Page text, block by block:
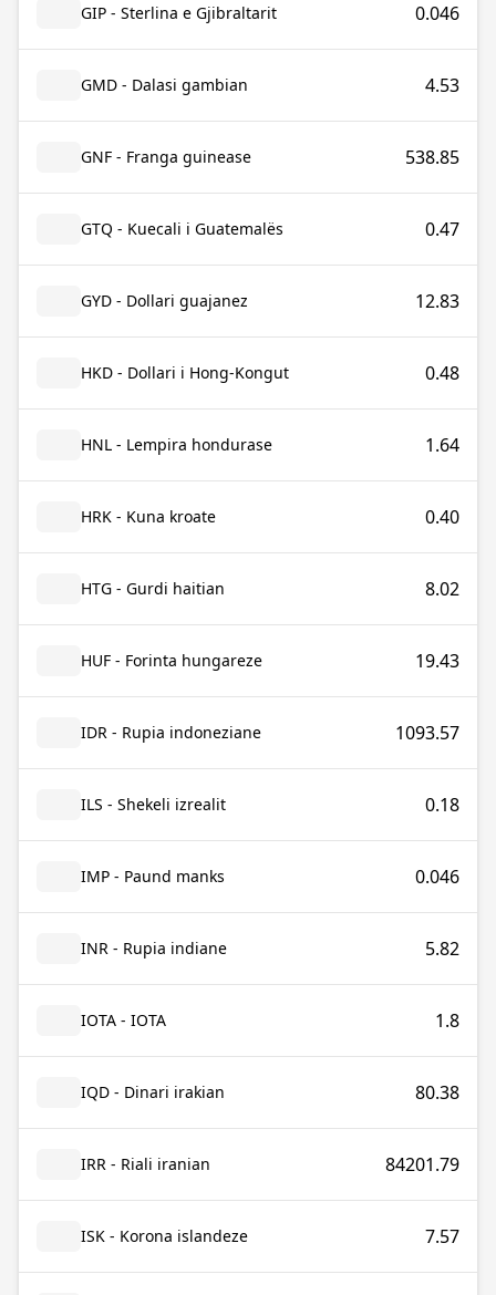
GIP - Sterlina e Gjibraltarit 0.046
GMD - Dalasi gambian 4.53
GNF - Franga guinease 538.85
GTQ - Kuecali i Guatemalës 0.47
GYD - Dollari guajanez 12.83
HKD - Dollari i Hong-Kongut 0.48
HNL - Lempira hondurase 1.64
HRK - Kuna kroate 0.40
HTG - Gurdi haitian 8.02
HUF - Forinta hungareze 19.43
IDR - Rupia indoneziane 1093.57
ILS - Shekeli izrealit 0.18
IMP - Paund manks 0.046
INR - Rupia indiane 5.82
IOTA - IOTA 1.8
IQD - Dinari irakian 80.38
IRR - Riali iranian 84201.79
ISK - Korona islandeze 7.57